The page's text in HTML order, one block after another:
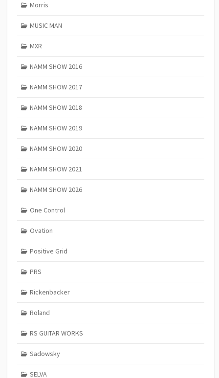
Morris
MUSIC MAN
MXR
NAMM SHOW 2016
NAMM SHOW 2017
NAMM SHOW 2018
NAMM SHOW 2019
NAMM SHOW 2020
NAMM SHOW 2021
NAMM SHOW 2026
One Control
Ovation
Positive Grid
PRS
Rickenbacker
Roland
RS GUITAR WORKS
Sadowsky
SELVA